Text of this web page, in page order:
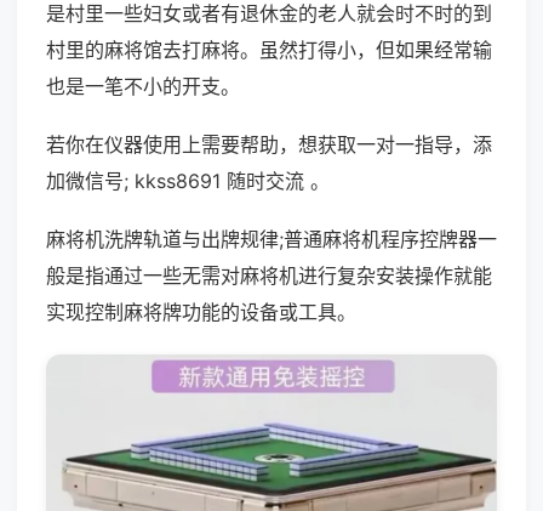
是村里一些妇女或者有退休金的老人就会时不时的到
村里的麻将馆去打麻将。虽然打得小，但如果经常输
也是一笔不小的开支。
若你在仪器使用上需要帮助，想获取一对一指导，添
加微信号; kkss8691 随时交流 。
麻将机洗牌轨道与出牌规律;普通麻将机程序控牌器一
般是指通过一些无需对麻将机进行复杂安装操作就能
实现控制麻将牌功能的设备或工具。